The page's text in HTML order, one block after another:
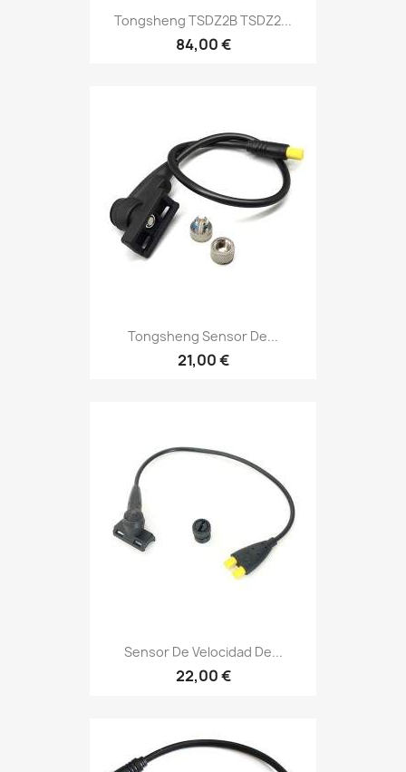
Tongsheng TSDZ2B TSDZ2...
84,00 €
Tongsheng Sensor De...
21,00 €
Sensor De Velocidad De...
22,00 €